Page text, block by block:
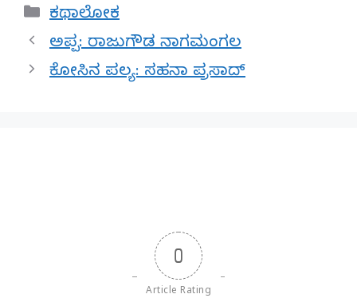
Categories
ಕಥಾಲೋಕ
ಅಪ್ಪ: ರಾಜುಗೌಡ ನಾಗಮಂಗಲ
ಕೋಸಿನ ಪಲ್ಯ: ಸಹನಾ ಪ್ರಸಾದ್
0
Article Rating